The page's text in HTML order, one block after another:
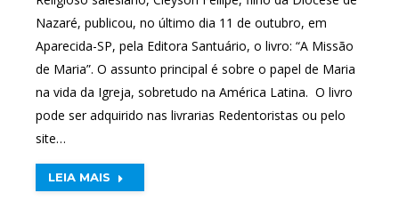
Nazaré, publicou, no último dia 11 de outubro, em
Aparecida-SP, pela Editora Santuário, o livro: “A Missão
de Maria”. O assunto principal é sobre o papel de Maria
na vida da Igreja, sobretudo na América Latina. O livro
pode ser adquirido nas livrarias Redentoristas ou pelo
site…
LEIA MAIS